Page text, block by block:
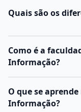
Quais são os
Como é a
Informação?
O curso de
profissionais
O que se
Informação?